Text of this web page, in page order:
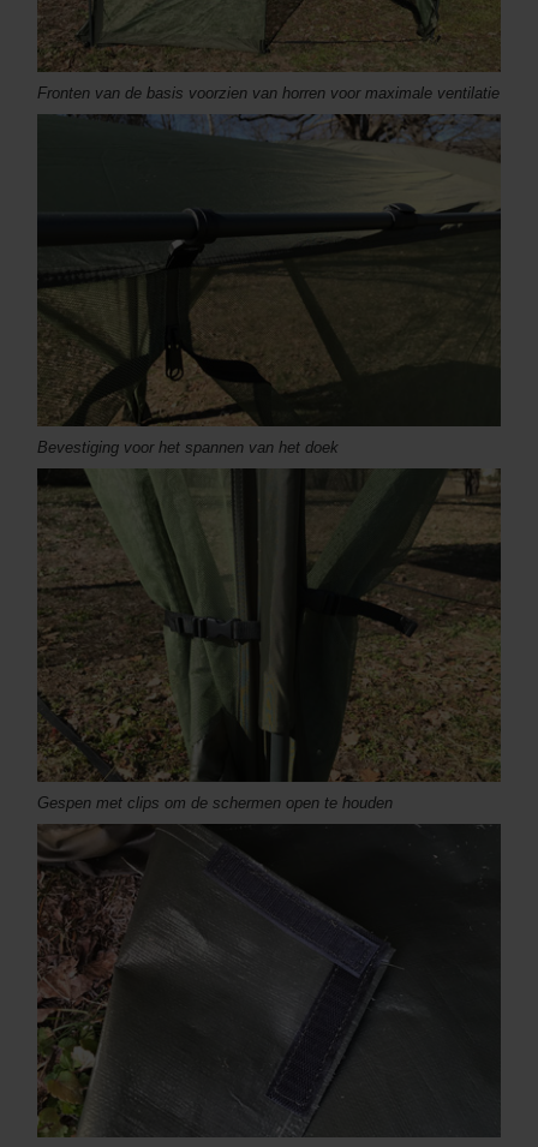
Fronten van de basis voorzien van horren voor maximale ventilatie
Bevestiging voor het spannen van het doek
Gespen met clips om de schermen open te houden